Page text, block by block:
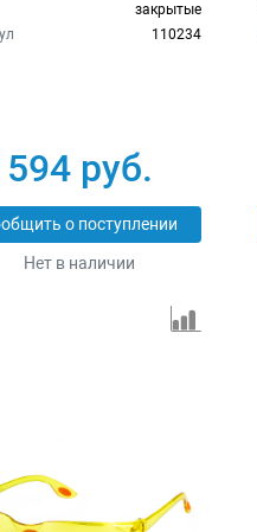
закрытые
110234
594 руб.
о поступлении
Нет в наличии